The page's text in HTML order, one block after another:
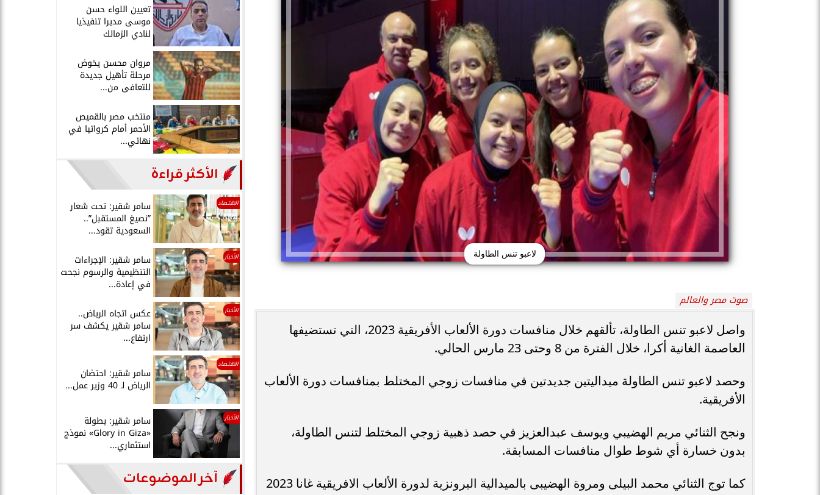
لاعبو تنس الطاولة
صوت مصر والعالم
واصل لاعبو تنس الطاولة، تألقهم خلال منافسات دورة الألعاب الأفريقية 2023، التي تستضيفها
العاصمة الغانية أكرا، خلال الفترة من 8 وحتى 23 مارس الحالي.
وحصد لاعبو تنس الطاولة ميداليتين جديدتين في منافسات زوجي المختلط بمنافسات دورة الألعاب
الأفريقية.
ونجح الثنائي مريم الهضيبي ويوسف عبدالعزيز في حصد ذهبية زوجي المختلط لتنس الطاولة،
بدون خسارة أي شوط طوال منافسات المسابقة.
كما توج الثنائي محمد البيلى ومروة الهضيبى بالميدالية البرونزية لدورة الألعاب الافريقية غانا 2023
تعيين اللواء حسن
موسى مديرا تنفيذيا
لنادي الزمالك
مروان محسن يخوض
مرحلة تأهيل جديدة
للتعافى من...
منتخب مصر بالقميص
الأحمر أمام كرواتيا في
نهائي...
الأكثر قراءة
الاقتصاد سامر شقير: تحت شعار
”نصيغ المستقبل”..
السعودية تقود...
الأخبار سامر شقير: الإجراءات
التنظيمية والرسوم نجحت
في إعادة...
الأخبار عكس اتجاه الرياض..
سامر شقير يكشف سر
ارتفاع...
الاقتصاد
سامر شقير: احتضان
الرياض لـ 40 وزير عمل...
الأخبار سامر شقير: بطولة
«Glory in Giza» نموذج
استثماري...
آخر الموضوعات